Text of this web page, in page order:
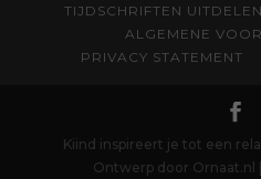
TIJDSCHRIFTEN
ALGEMENE
PRIVACY STATEMENT
Kiind inspireert je tot een
Ontwerp door